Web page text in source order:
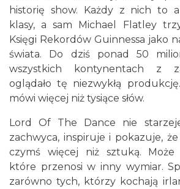
Alicja Majewska & Włodzimierz
Warsaw String Quartet -
Katowice
0.24 km
historię show. Każdy z nich to
klasy, a sam Michael Flatley
Księgi Rekordów Guinnessa jako
świata. Do dziś ponad 50
wszystkich kontynentach z
oglądało tę niezwykłą
mówi więcej niż tysiące słów.
Lord Of The Dance nie
zachwyca, inspiruje i pokazuje,
czymś więcej niż sztuką. Może
które przenosi w inny wymiar.
zarówno tych, którzy kochają